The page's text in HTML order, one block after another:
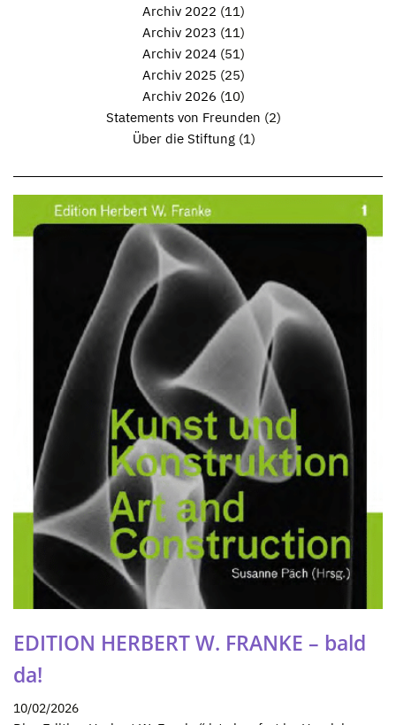
Archiv 2022 (11)
Archiv 2023 (11)
Archiv 2024 (51)
Archiv 2025 (25)
Archiv 2026 (10)
Statements von Freunden (2)
Über die Stiftung(1)
EDITION HERBERT W. FRANKE – bald
da!
10/02/2026